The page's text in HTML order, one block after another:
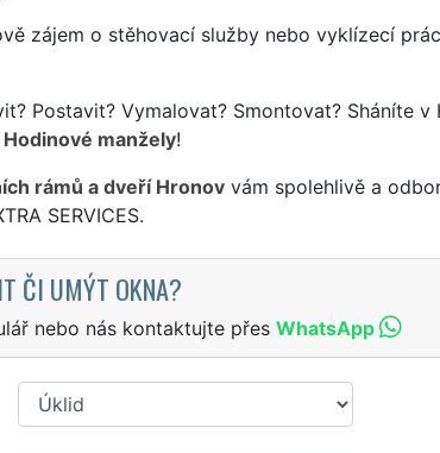
zájem o stěhovací služby nebo vyklízecí
Postavit? Vymalovat? Smontovat? Sháníte
Hodinové manžely!
rámů a dveří Hronovvám spolehlivě a
SERVICES.
ČI UMÝT OKNA?
nebo nás kontaktujte přes WhatsApp